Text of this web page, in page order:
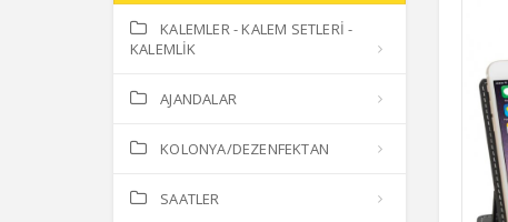
KALEMLER - KALEM SETLERİ -
KALEMLİK
AJANDALAR
KOLONYA/DEZENFEKTAN
SAATLER